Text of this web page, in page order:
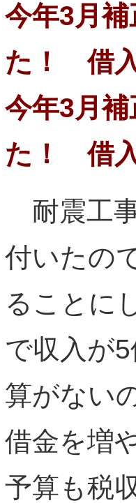
今年3月
た！ 借
今年3月
た！ 借
耐震工
付いたの
ることに
で収入が
算がない
借金を増
予算も税